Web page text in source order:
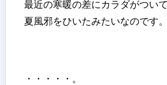
最近の寒暖の差にカラダがつい
夏風邪をひいたみたいなのです。
・・・・・。